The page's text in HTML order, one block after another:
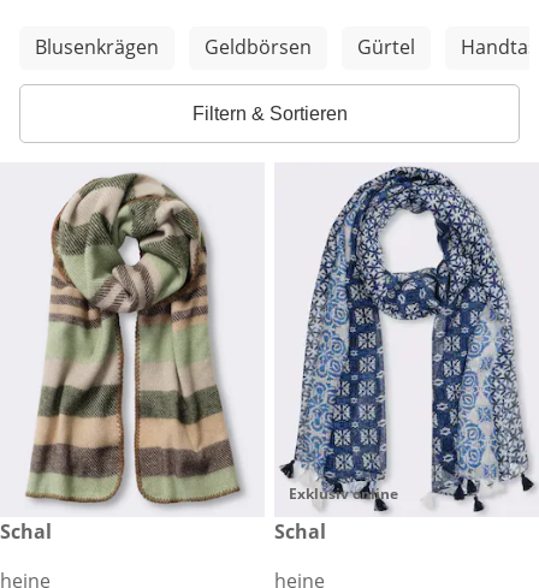
Weitere Kategorien überspringen
Blusenkrägen Geldbörsen Gürtel
Filtern & Sortieren
€ 44,99
Schal
heine
Exklusiv online
€ 39,99
Schal
heine